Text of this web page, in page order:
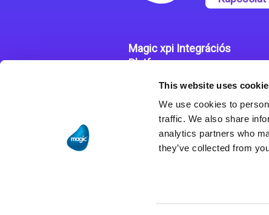
This website uses
We use cookies to
traffic. We also share
analytics partners who
they’ve collected from
Magic xpi Integrációs
Platform
Integrációs Platform
Sikertörténetek